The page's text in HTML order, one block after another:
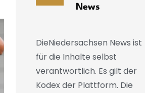
News
DieNiedersachsen News ist
für die Inhalte selbst
verantwortlich. Es gilt der
Kodex der Plattform. Die